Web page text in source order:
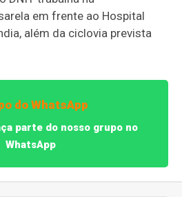
em frente ao Hospital
além da ciclovia prevista
parte do nosso grupo no
WhatsApp